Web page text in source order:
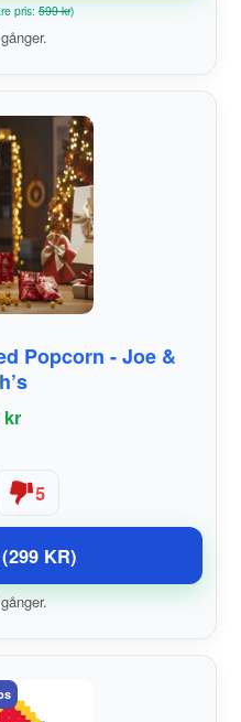
pris: 599 kr)
gånger.
Popcorn - Joe &
kr
5
KR)
gånger.